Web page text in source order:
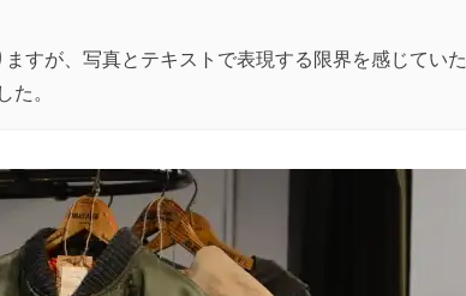
すが、写真とテキストで表現する限界を感じていた
。